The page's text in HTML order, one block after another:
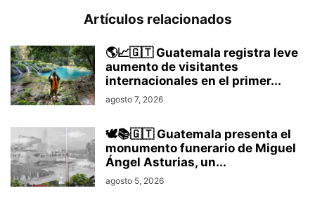
Artículos relacionados
🌎📈🇬🇹 Guatemala registra leve
aumento de visitantes
internacionales en el primer...
agosto 7, 2026
🕊️📚🇬🇹 Guatemala presenta el
monumento funerario de Miguel
Ángel Asturias, un...
agosto 5, 2026